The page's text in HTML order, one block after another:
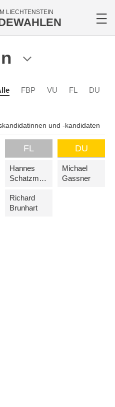
LIECHTENSTEIN
FBP VU FL DU
und -kandidaten
FL
Hannes
Schatzmann-Krättli
Richard
Brunhart
DU
Michael
Gassner